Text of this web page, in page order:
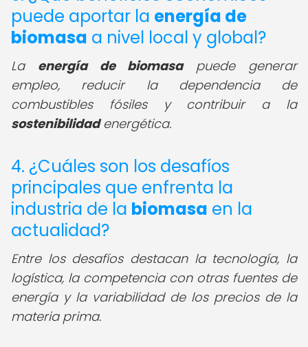
puede aportar la energía de
biomasa a nivel local y global?
La energía de biomasapuede generar
empleo, reducir la dependencia de
combustibles fósiles y contribuir a la
sostenibilidadenergética.
4. ¿Cuáles son los desafíos
principales que enfrenta la
industria de la biomasa en la
actualidad?
Entre los desafíos destacan la tecnología, la
logística, la competencia con otras fuentes de
energía y la variabilidad de los precios de la
materia prima.